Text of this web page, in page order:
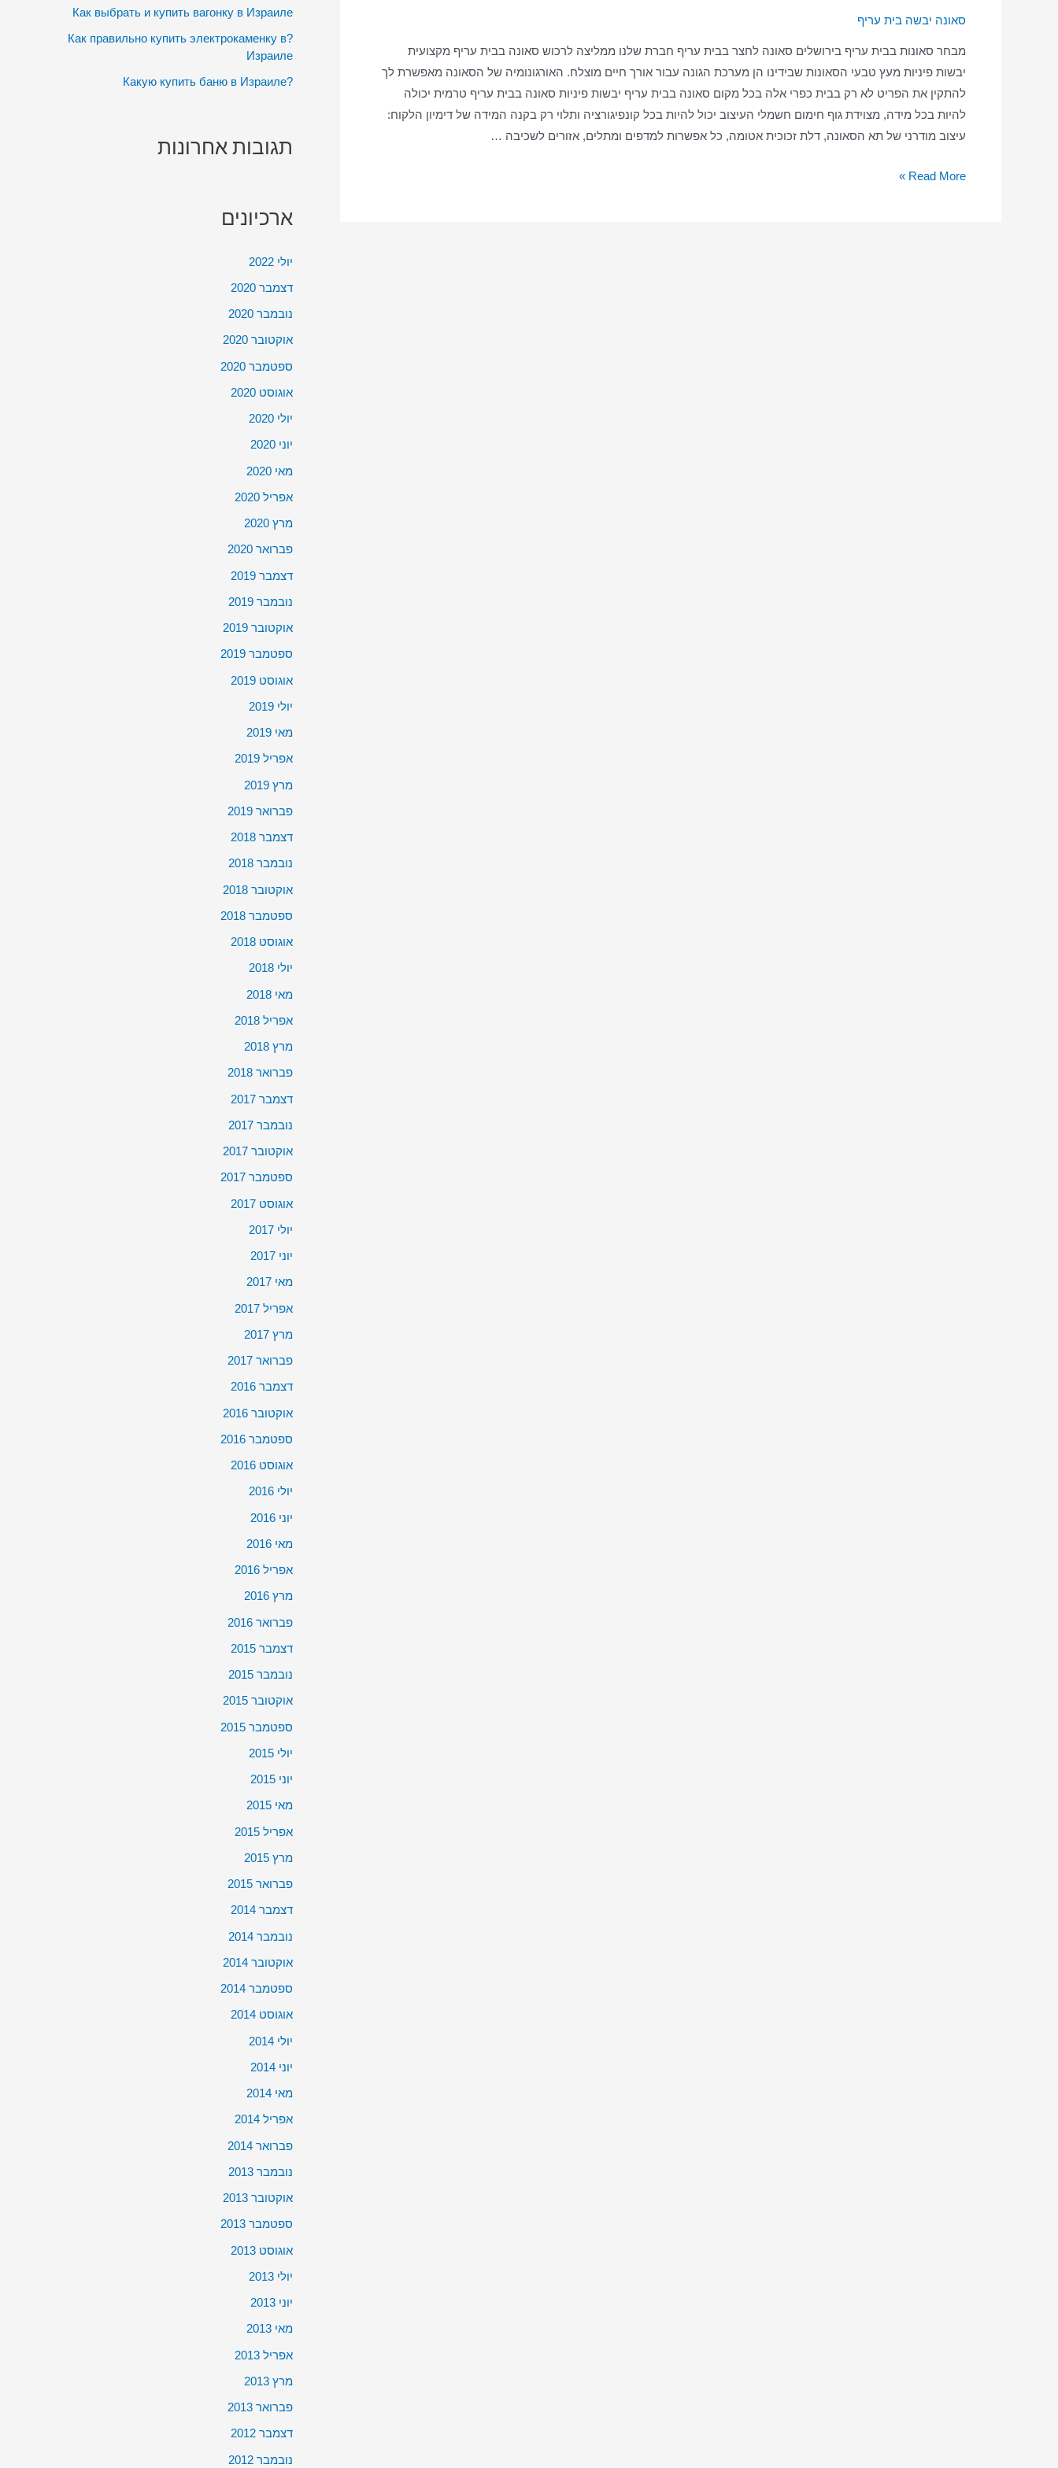
סאונה יבשה בית עריף
מבחר סאונות בבית עריף בירושלים סאונה לחצר בבית עריף חברת שלנו ממליצה לרכוש סאונה בבית עריף מקצועית
יבשות פיניות מעץ טבעי הסאונות שבידינו הן מערכת הגונה עבור אורך חיים מוצלח. האורגונומיה של הסאונה מאפשרת לך
להתקין את הפריט לא רק בבית כפרי אלה בכל מקום סאונה בבית עריף יבשות פיניות סאונה בבית עריף טרמית יכולה
להיות בכל מידה, מצוידת גוף חימום חשמלי העיצוב יכול להיות בכל קונפיגורציה ותלוי רק בקנה המידה של דימיון הלקוח:
עיצוב מודרני של תא הסאונה, דלת זכוכית אטומה, כל אפשרות למדפים ומתלים, אזורים לשכיבה …
סאונה
Read More »
:
Как выбрать и купить вагонку в Израиле
?Как правильно купить электрокаменку в
Израиле
?Какую купить баню в Израиле
תגובות אחרונות
ארכיונים
יולי 2022
דצמבר 2020
נובמבר 2020
אוקטובר 2020
ספטמבר 2020
אוגוסט 2020
יולי 2020
יוני 2020
מאי 2020
אפריל 2020
מרץ 2020
פברואר 2020
דצמבר 2019
נובמבר 2019
אוקטובר 2019
ספטמבר 2019
אוגוסט 2019
יולי 2019
מאי 2019
אפריל 2019
מרץ 2019
פברואר 2019
דצמבר 2018
נובמבר 2018
אוקטובר 2018
ספטמבר 2018
אוגוסט 2018
יולי 2018
מאי 2018
אפריל 2018
מרץ 2018
פברואר 2018
דצמבר 2017
נובמבר 2017
אוקטובר 2017
ספטמבר 2017
אוגוסט 2017
יולי 2017
יוני 2017
מאי 2017
אפריל 2017
מרץ 2017
פברואר 2017
דצמבר 2016
אוקטובר 2016
ספטמבר 2016
אוגוסט 2016
יולי 2016
יוני 2016
מאי 2016
אפריל 2016
מרץ 2016
פברואר 2016
דצמבר 2015
נובמבר 2015
אוקטובר 2015
ספטמבר 2015
יולי 2015
יוני 2015
מאי 2015
אפריל 2015
מרץ 2015
פברואר 2015
דצמבר 2014
נובמבר 2014
אוקטובר 2014
ספטמבר 2014
אוגוסט 2014
יולי 2014
יוני 2014
מאי 2014
אפריל 2014
פברואר 2014
נובמבר 2013
אוקטובר 2013
ספטמבר 2013
אוגוסט 2013
יולי 2013
יוני 2013
מאי 2013
אפריל 2013
מרץ 2013
פברואר 2013
דצמבר 2012
נובמבר 2012